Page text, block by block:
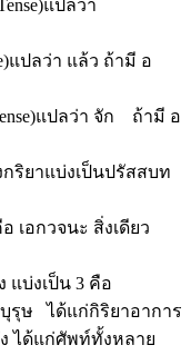
แปลว่า
แปลว่า แล้ว ถ้ามี อ
แปลว่า จัก ถ้ามี อ
ริยาแบ่งเป็นปรัสสบท
เอกวจนะ สิ่งเดียว
แบ่งเป็น 3 คือ
รุษ ได้แก่กิริยาอาการ
ได้แก่ศัพท์ทั้งหลาย